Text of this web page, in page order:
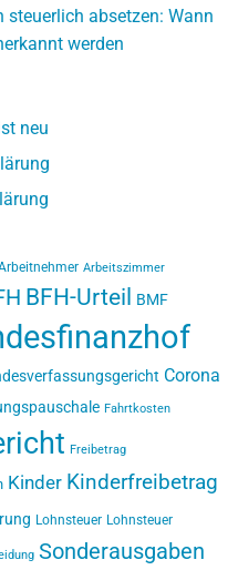
steuerlich absetzen: Wann
werden
neu
Arbeitszimmer
BFH-Urteil BMF
Corona
Fahrtkosten
Freibetrag
Kinder Kinderfreibetrag
Lohnsteuer Lohnsteuer
Sonderausgaben